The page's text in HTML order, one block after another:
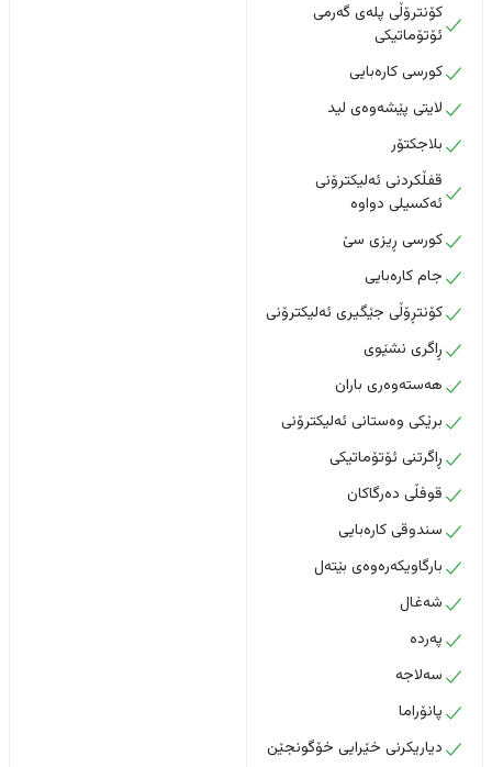
کۆنترۆڵی پلەی گەرمی
ئۆتۆماتیکی
کورسی کارەبایی
لایتی پێشەوەی لید
بلاجکتۆر
قفڵکردنی ئەلیکترۆنی
ئەکسیلی دواوە
کورسی ڕیزی سێ
جام کارەبایی
کۆنتڕۆڵی جێگیری ئەلیکترۆنی
ڕاگری نشێوی
هەستەوەری باران
برێکی وەستانی ئەلیکترۆنی
ڕاگرتنی ئۆتۆماتیکی
قوفڵی دەرگاکان
سندوقی کارەبایی
بارگاویکەرەوەی بێتەل
شەغال
پەردە
سەلاجە
پانۆراما
دیاریکرنی خێرایی خۆگونجێن